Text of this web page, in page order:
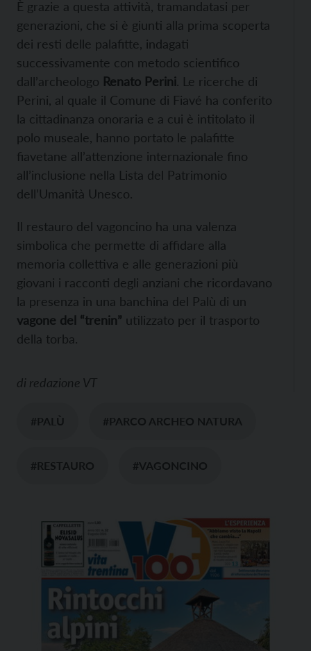
È grazie a questa attività, tramandatasi per
generazioni, che si è giunti alla prima scoperta
dei resti delle palafitte, indagati
successivamente con metodo scientifico
dall’archeologo Renato Perini. Le ricerche di
Perini, al quale il Comune di Fiavé ha conferito
la cittadinanza onoraria e a cui è intitolato il
polo museale, hanno portato le palafitte
fiavetane all’attenzione internazionale fino
all’inclusione nella Lista del Patrimonio
dell’Umanità Unesco.
Il restauro del vagoncino ha una valenza
simbolica che permette di affidare alla
memoria collettiva e alle generazioni più
giovani i racconti degli anziani che ricordavano
la presenza in una banchina del Palù di un
vagone del “trenin” utilizzato per il trasporto
della torba.
di redazione VT
#PALÙ #PARCO ARCHEO NATURA
#RESTAURO #VAGONCINO